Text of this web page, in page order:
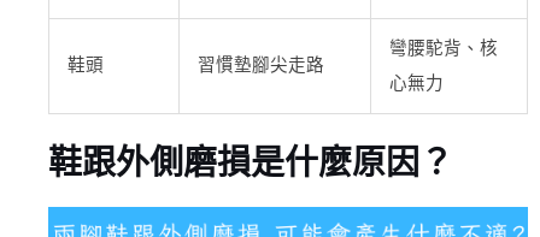
鞋頭 習慣墊腳尖走路
彎腰駝背、核
心無力
鞋跟外側磨損是什麼原因？